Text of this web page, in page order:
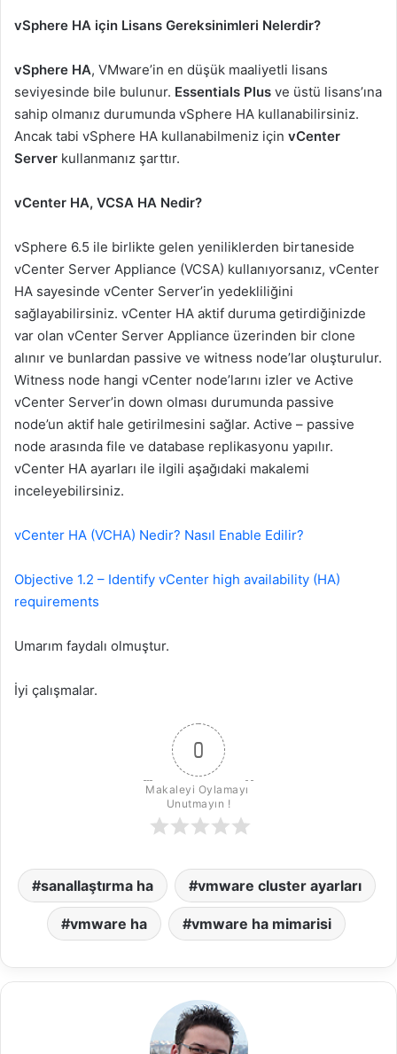
vSphere HA için Lisans Gereksinimleri Nelerdir?
vSphere HA, VMware’in en düşük maaliyetli lisans
seviyesinde bile bulunur. Essentials Plus ve üstü lisans’ına
sahip olmanız durumunda vSphere HA kullanabilirsiniz.
Ancak tabi vSphere HA kullanabilmeniz için vCenter
Server kullanmanız şarttır.
vCenter HA, VCSA HA Nedir?
vSphere 6.5 ile birlikte gelen yeniliklerden birtaneside
vCenter Server Appliance (VCSA) kullanıyorsanız, vCenter
HA sayesinde vCenter Server’in yedekliliğini
sağlayabilirsiniz. vCenter HA aktif duruma getirdiğinizde
var olan vCenter Server Appliance üzerinden bir clone
alınır ve bunlardan passive ve witness node’lar oluşturulur.
Witness node hangi vCenter node’larını izler ve Active
vCenter Server’in down olması durumunda passive
node’un aktif hale getirilmesini sağlar. Active – passive
node arasında file ve database replikasyonu yapılır.
vCenter HA ayarları ile ilgili aşağıdaki makalemi
inceleyebilirsiniz.
vCenter HA (VCHA) Nedir? Nasıl Enable Edilir?
Objective 1.2 – Identify vCenter high availability (HA)
requirements
Umarım faydalı olmuştur.
İyi çalışmalar.
0
Makaleyi Oylamayı
Unutmayın !
sanallaştırma ha vmware cluster ayarları
vmware ha vmware ha mimarisi